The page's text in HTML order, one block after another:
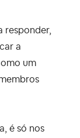
responder,
a
um
é só nos